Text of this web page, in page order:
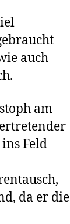
auch
am
Feld
da er die